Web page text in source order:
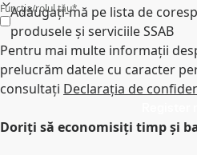
Funcția/rolul tău*
Adăugați-mă pe lista de
produsele și serviciile SSAB
Pentru mai multe informații
prelucrăm datele cu caracter
consultați Declarația de
Doriți să economisiți timp și